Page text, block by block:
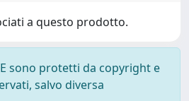
a questo prodotto.
sono protetti da copyright e
salvo diversa